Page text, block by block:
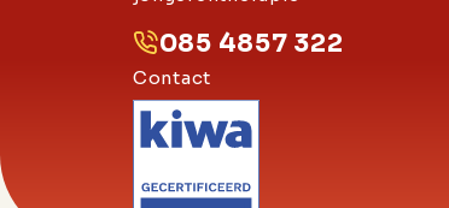
085 4857 322
Contact